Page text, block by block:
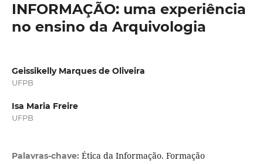
INFORMAÇÃO: uma experiência
no ensino da Arquivologia
Geissikelly Marques de Oliveira
UFPB
Isa Maria Freire
UFPB
Palavras-chave: Ética da Informação. Formação